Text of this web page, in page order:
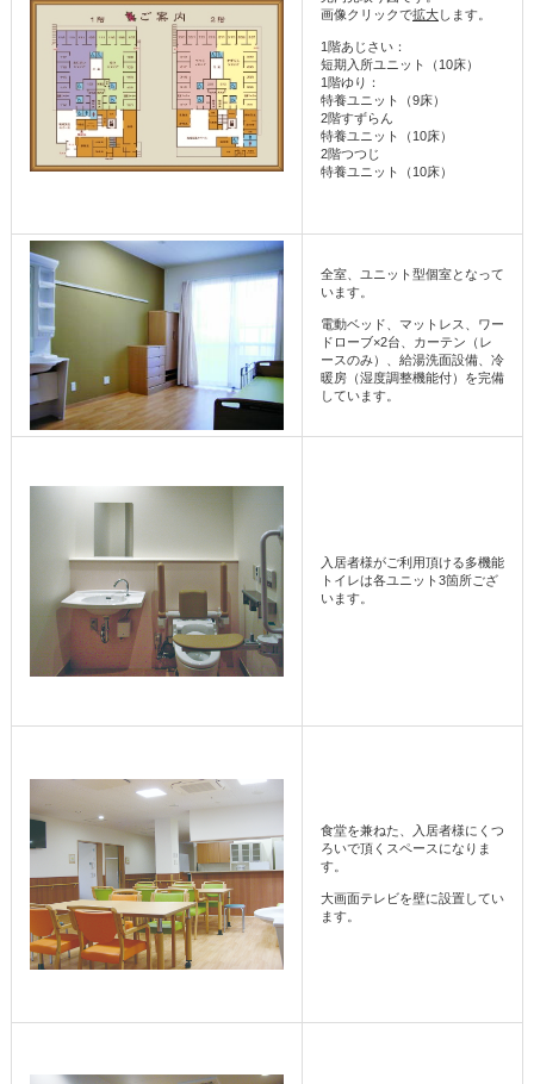
画像クリックで拡大します。
1階あじさい：
短期入所ユニット（10床）
1階ゆり：
特養ユニット（9床）
2階すずらん
特養ユニット（10床）
2階つつじ
特養ユニット（10床）
全室、ユニット型個室となって
います。
電動ベッド、マットレス、ワー
ドローブ×2台、カーテン（レ
ースのみ）、給湯洗面設備、冷
暖房（湿度調整機能付）を完備
しています。
入居者様がご利用頂ける多機能
トイレは各ユニット3箇所ござ
います。
食堂を兼ねた、入居者様にくつ
ろいで頂くスペースになりま
す。
大画面テレビを壁に設置してい
ます。